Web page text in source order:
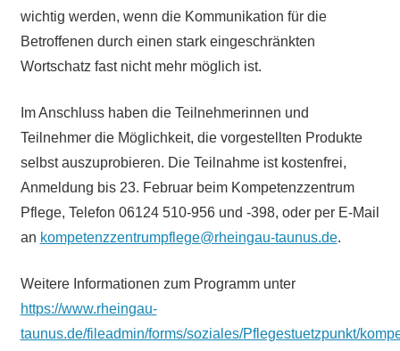
wichtig werden, wenn die Kommunikation für die
Betroffenen durch einen stark eingeschränkten
Wortschatz fast nicht mehr möglich ist.
Im Anschluss haben die Teilnehmerinnen und
Teilnehmer die Möglichkeit, die vorgestellten Produkte
selbst auszuprobieren. Die Teilnahme ist kostenfrei,
Anmeldung bis 23. Februar beim Kompetenzzentrum
Pflege, Telefon 06124 510-956 und -398, oder per E-Mail
an kompetenzzentrumpflege@rheingau-taunus.de.
Weitere Informationen zum Programm unter
https://www.rheingau-
taunus.de/fileadmin/forms/soziales/Pflegestuetzpunkt/